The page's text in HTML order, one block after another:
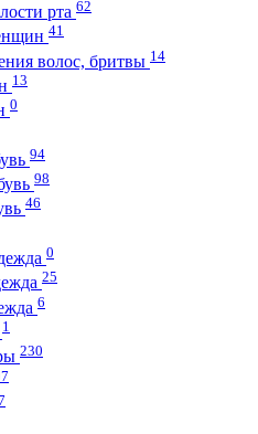
рта 62
41
волос, бритвы 14
13
0
94
98
46
0
25
6
1
230